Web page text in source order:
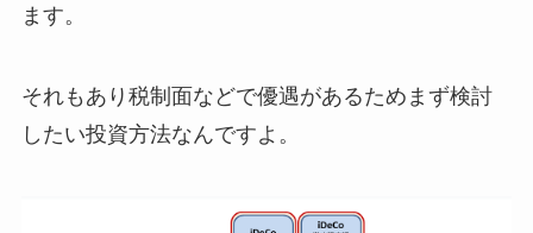
ます。
それもあり税制面などで優遇があるためまず検討
したい投資方法なんですよ。